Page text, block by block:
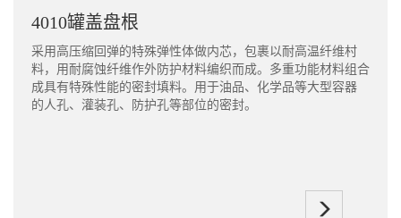
4010罐盖盘根
采用高压缩回弹的特殊弹性体做内芯，包裹以耐高温纤维村
料，用耐腐蚀纤维作外防护材料编织而成。多重功能材料组合
成具有特殊性能的密封填料。用于油品、化学品等大型容器
的人孔、灌装孔、防护孔等部位的密封。